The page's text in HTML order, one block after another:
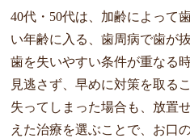
40代・50代は、加齢によって
い年齢に入る、歯周病で歯が
歯を失いやすい条件が重なる
見逃さず、早めに対策を取る
失ってしまった場合も、放置
えた治療を選ぶことで、お口